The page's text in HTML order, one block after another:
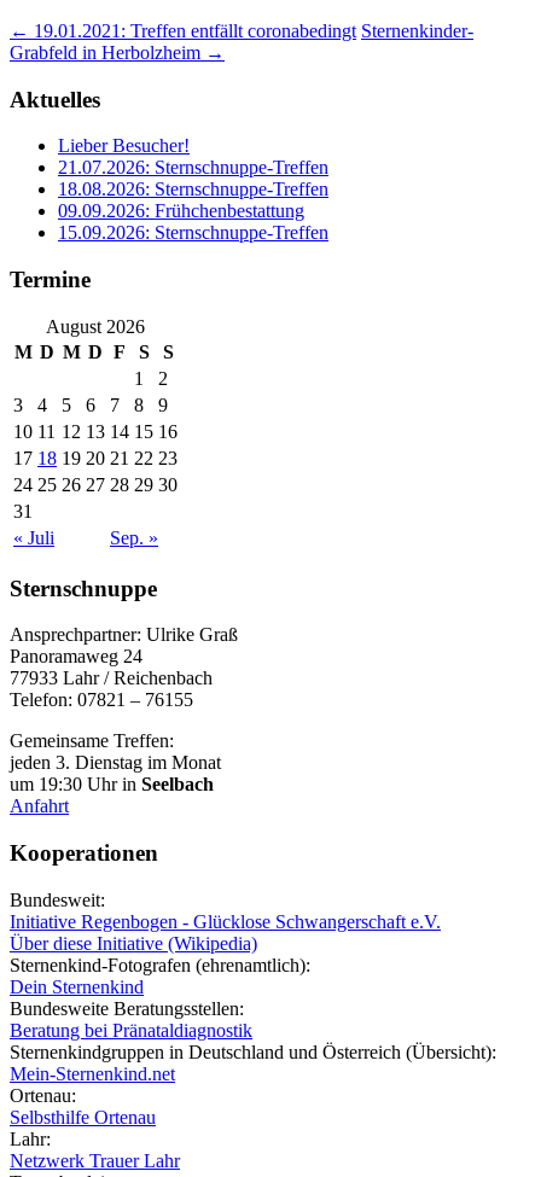
← 19.01.2021: Treffen entfällt coronabedingt Sternenkinder-
Grabfeld in Herbolzheim →
Aktuelles
Lieber Besucher!
21.07.2026: Sternschnuppe-Treffen
18.08.2026: Sternschnuppe-Treffen
09.09.2026: Frühchenbestattung
15.09.2026: Sternschnuppe-Treffen
Termine
August 2026
M D M D F S S
« Juli Sep. »
1
2
3
4 5 6 7 8
9
10 11 12 13 14 15 16
17 18 19 20 21 22 23
24 25 26 27 28 29 30
31
Sternschnuppe
Ansprechpartner: Ulrike Graß
Panoramaweg 24
77933 Lahr / Reichenbach
Telefon: 07821 – 76155
Gemeinsame Treffen:
jeden 3. Dienstag im Monat
um 19:30 Uhr in Seelbach
Anfahrt
Kooperationen
Bundesweit:
Initiative Regenbogen - Glücklose Schwangerschaft e.V.
Über diese Initiative (Wikipedia)
Sternenkind-Fotografen (ehrenamtlich):
Dein Sternenkind
Bundesweite Beratungsstellen:
Beratung bei Pränataldiagnostik
Sternenkindgruppen in Deutschland und Österreich (Übersicht):
Mein-Sternenkind.net
Ortenau:
Selbsthilfe Ortenau
Lahr:
Netzwerk Trauer Lahr